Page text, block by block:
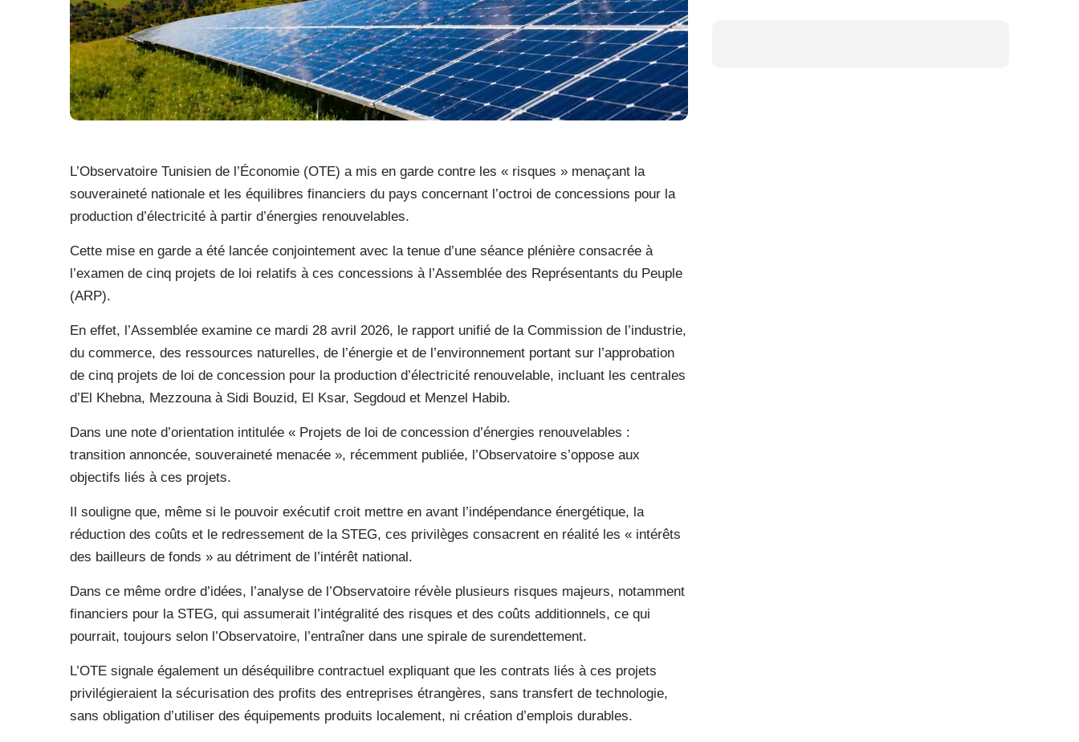
L’Observatoire Tunisien de l’Économie (OTE) a mis en garde contre les « risques » menaçant la
souveraineté nationale et les équilibres financiers du pays concernant l’octroi de concessions pour la
production d’électricité à partir d’énergies renouvelables.
Cette mise en garde a été lancée conjointement avec la tenue d’une séance plénière consacrée à
l’examen de cinq projets de loi relatifs à ces concessions à l’Assemblée des Représentants du Peuple
(ARP).
En effet, l’Assemblée examine ce mardi 28 avril 2026, le rapport unifié de la Commission de l’industrie,
du commerce, des ressources naturelles, de l’énergie et de l’environnement portant sur l’approbation
de cinq projets de loi de concession pour la production d’électricité renouvelable, incluant les centrales
d’El Khebna, Mezzouna à Sidi Bouzid, El Ksar, Segdoud et Menzel Habib.
Dans une note d’orientation intitulée « Projets de loi de concession d’énergies renouvelables :
transition annoncée, souveraineté menacée », récemment publiée, l’Observatoire s’oppose aux
objectifs liés à ces projets.
Il souligne que, même si le pouvoir exécutif croit mettre en avant l’indépendance énergétique, la
réduction des coûts et le redressement de la STEG, ces privilèges consacrent en réalité les « intérêts
des bailleurs de fonds » au détriment de l’intérêt national.
Dans ce même ordre d’idées, l’analyse de l’Observatoire révèle plusieurs risques majeurs, notamment
financiers pour la STEG, qui assumerait l’intégralité des risques et des coûts additionnels, ce qui
pourrait, toujours selon l’Observatoire, l’entraîner dans une spirale de surendettement.
L’OTE signale également un déséquilibre contractuel expliquant que les contrats liés à ces projets
privilégieraient la sécurisation des profits des entreprises étrangères, sans transfert de technologie,
sans obligation d’utiliser des équipements produits localement, ni création d’emplois durables.